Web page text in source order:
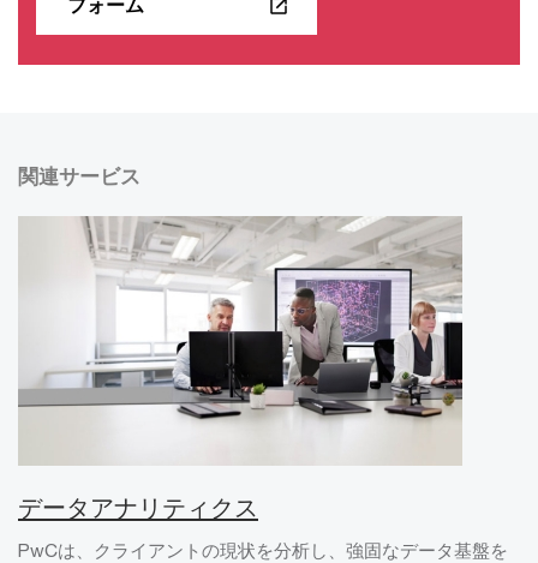
関連サービス
データアナリティクス
PwCは、クライアントの現状を分析し、強固なデータ基盤を